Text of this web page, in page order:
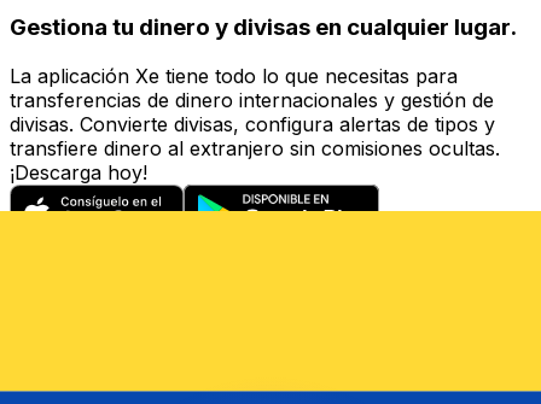
Gestiona tu dinero y divisas en cualquier lugar.
La aplicación Xe tiene todo lo que necesitas para
transferencias de dinero internacionales y gestión de
divisas. Convierte divisas, configura alertas de tipos y
transfiere dinero al extranjero sin comisiones ocultas.
¡Descarga hoy!